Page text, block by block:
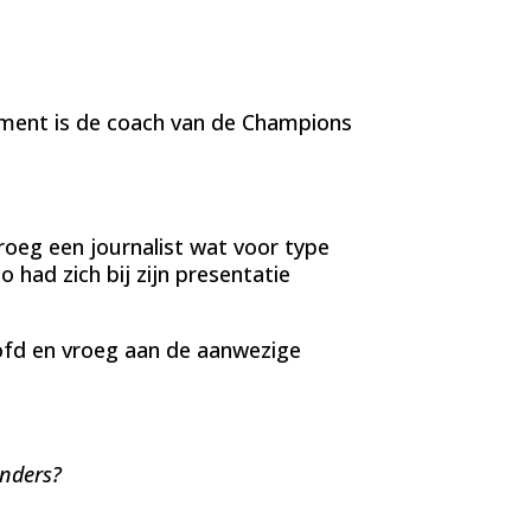
is de coach van de Champions
een journalist wat voor type
had zich bij zijn presentatie
en vroeg aan de aanwezige